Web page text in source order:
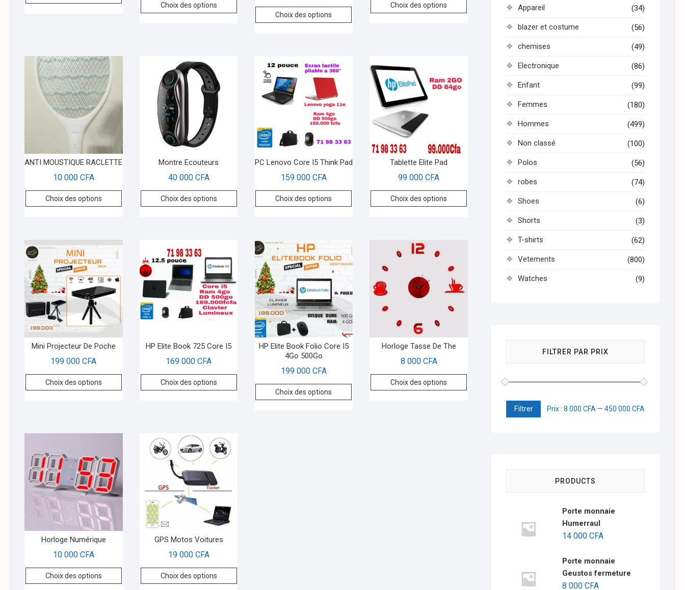
Choix des options
Choix des options
Choix des options
ANTI MOUSTIQUE RACLETTE
10 000 CFA
Choix des options
Montre Ecouteurs
40 000 CFA
Choix des options
PC Lenovo Core I5 Think Pad
159 000 CFA
Choix des options
Tablette Elite Pad
99 000CFA
Choix des options
Mini Projecteur De Poche
199 000CFA
Choix des options
HP Elite Book 725 Core I5
169 000CFA
Choix des options
HP Elite Book Folio Core I5
4Go 500Go
199 000 CFA
Choix des options
Horloge Tasse De The
8 000 CFA
Choix des options
Horloge Numérique
10 000 CFA
Choix des options
GPS Motos Voitures
19 000 CFA
Choix des options
Appareil (34)
blazer et costume (56)
chemises (49)
Electronique (86)
Enfant (99)
Femmes (180)
Hommes (499)
Non classé (100)
Polos (56)
robes (74)
Shoes (6)
Shorts (3)
T-shirts (62)
Vetements (800)
Watches (9)
FILTRER PAR PRIX
Filtrer Prix : 8 000 CFA — 450 000 CFA
PRODUCTS
Porte monnaie
Humerraul
14 000 CFA
Porte monnaie
Geustos fermeture
8 000 CFA